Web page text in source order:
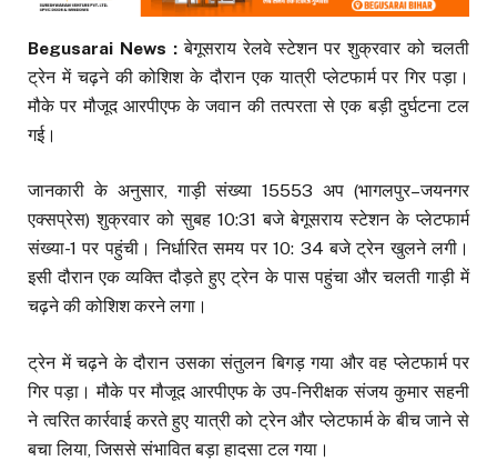
Begusarai News :बेगूसराय रेलवे स्टेशन पर शुक्रवार को चलती
ट्रेन में चढ़ने की कोशिश के दौरान एक यात्री प्लेटफार्म पर गिर पड़ा।
मौके पर मौजूद आरपीएफ के जवान की तत्परता से एक बड़ी दुर्घटना टल
गई।
जानकारी के अनुसार, गाड़ी संख्या 15553 अप (भागलपुर–जयनगर
एक्सप्रेस) शुक्रवार को सुबह 10:31 बजे बेगूसराय स्टेशन के प्लेटफार्म
संख्या-1 पर पहुंची। निर्धारित समय पर 10: 34 बजे ट्रेन खुलने लगी।
इसी दौरान एक व्यक्ति दौड़ते हुए ट्रेन के पास पहुंचा और चलती गाड़ी में
चढ़ने की कोशिश करने लगा।
ट्रेन में चढ़ने के दौरान उसका संतुलन बिगड़ गया और वह प्लेटफार्म पर
गिर पड़ा। मौके पर मौजूद आरपीएफ के उप-निरीक्षक संजय कुमार सहनी
ने त्वरित कार्रवाई करते हुए यात्री को ट्रेन और प्लेटफार्म के बीच जाने से
बचा लिया, जिससे संभावित बड़ा हादसा टल गया।